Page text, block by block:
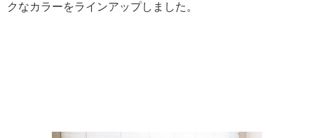
クなカラーをラインアップしました。